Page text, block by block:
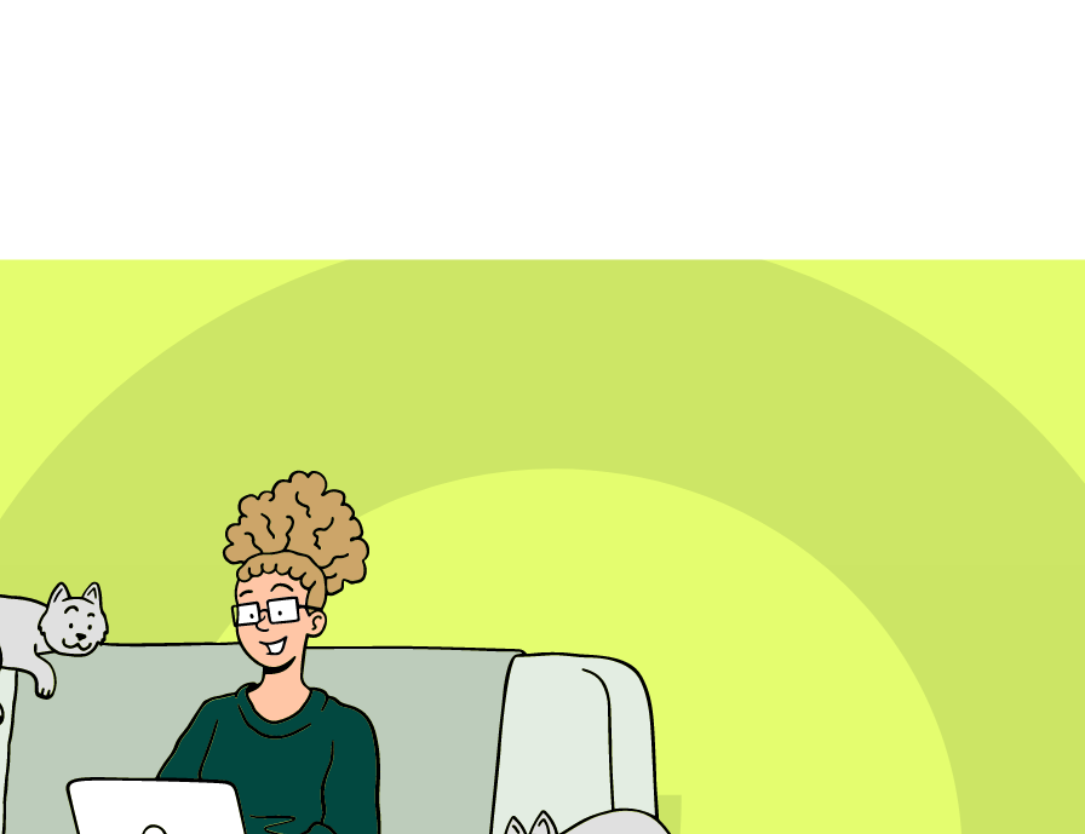
doorgemaakt. Waar bedrijven vroeger social media vooral gebruikten als een digitaal reclamebord, draait het tegenwoordig veel meer om
ondernemers is het belangrijk om deze veranderingen te begrijpen, omdat social media een steeds grotere rol speelt in het vergroten
de band met bestaande klanten.
Waar het vroeger vooral belangrijk was om zoveel mogelijk volgers te verzamelen, kijken platforms zoals Instagram en
reacties, likes, gedeelde berichten en gesprekken stimuleren, worden vaker getoond aan gebruikers. Hierdoor is het voor ondernemers
interesses en behoeften van hun doelgroep.
Korte video's, zoals Instagram Reels en TikTok-content, trekken snel de aandacht en zorgen vaak voor meer betrokkenheid dan
van video, omdat ondernemers hiermee hun expertise op een persoonlijke en toegankelijke manier kunnen laten zien. Video biedt
en een sterkere connectie met hun doelgroep op te bouwen.
(AI). Steeds meer ondernemers maken gebruik van AI-tools om contentideeën te genereren, berichten te schrijven en resultaten te
Tegelijkertijd blijft menselijke creativiteit belangrijk, omdat consumenten steeds meer waarde hechten aan authentieke en persoonlijke